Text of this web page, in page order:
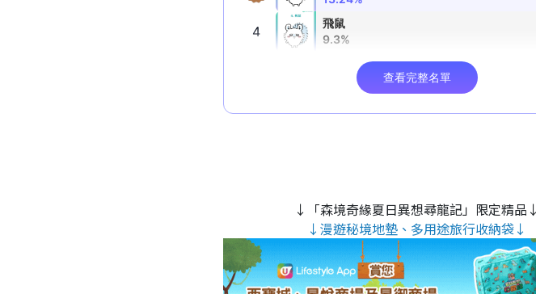
↓「森境奇緣夏日異想尋龍記」限定精品↓
↓漫遊秘境地墊、多用途旅行收納袋↓